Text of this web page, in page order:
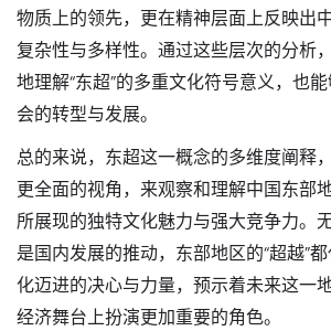
物质上的领先，更在精神层面上反映出
复杂性与多样性。通过这些层次的分析
地理解“东超”的多重文化符号意义，也
会的转型与发展。
总的来说，东超这一概念的多维度阐释
更全面的视角，来观察和理解中国东部
所展现的独特文化魅力与强大竞争力。
是国内发展的推动，东部地区的“超越”
化迈进的决心与力量，预示着未来这一
经济舞台上扮演更加重要的角色。